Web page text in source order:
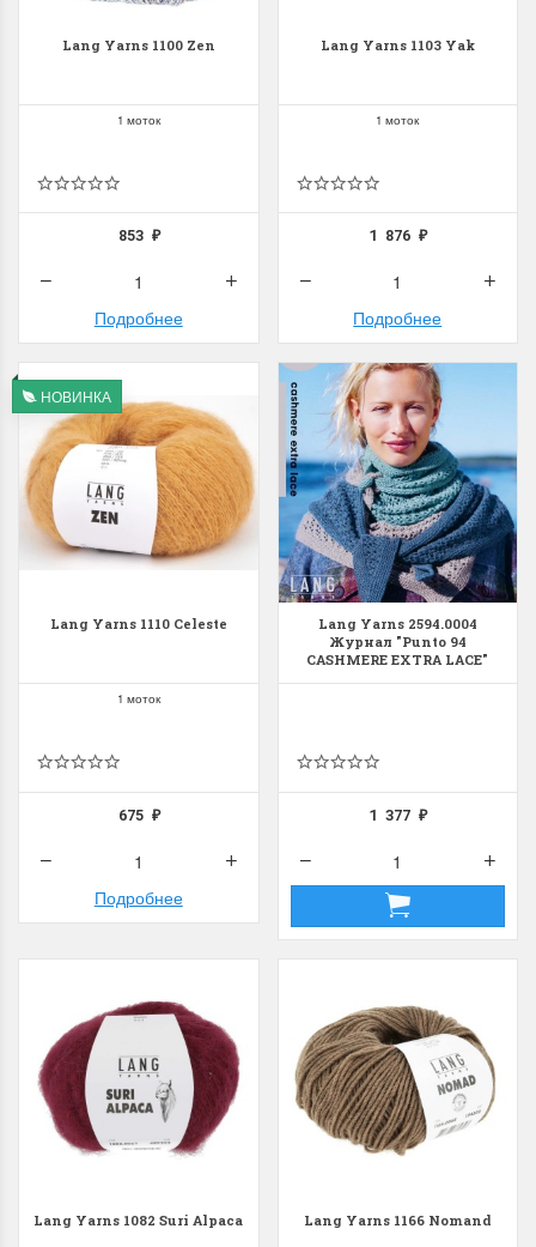
Летние Скидки
!! СКИДКА 20% ‼️ с 1 до 3 июня в
честь первого летнего дня
Чудетство...
ПОДРОБНЕЕ
Анастасия Туманова
Раритеты Дим.
На сайте пополнение
Dimensions
Спешите купить...
ПОДРОБНЕЕ
Анастасия Туманова
22 мая 2024 13:01
Dimensions 35231
(Ива-лебедь)
Отличный набор, канва,
нитки и схема, всё в
отличном состоянии.
Ларина Евгения
1 апреля 2026 14:55
13648USA
(Белый
с
Красивый
Очень красивый
раритетный
комплектация
Lang Yarns 1100 Zen
1 моток
853 ₽
Подробнее
Lang Yarns 1103 Yak
1 моток
1 876₽
Подробнее
НОВИНКА
Lang Yarns 1110 Celeste
1 моток
675 ₽
Подробнее
Lang Yarns 2594.0004
Журнал "Punto 94
CASHMERE EXTRA LACE"
1 377₽
Lang Yarns 1082 Suri Alpaca Lang Yarns 1166 Nomand